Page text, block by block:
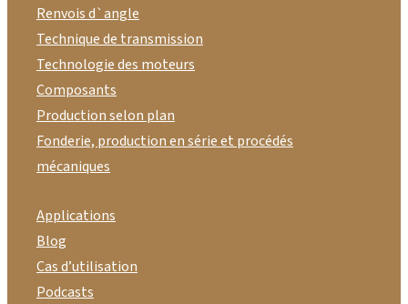
Renvois d`angle
Technique de transmission
Technologie des moteurs
Composants
Production selon plan
Fonderie, production en série et procédés
mécaniques
Applications
Blog
Cas d’utilisation
Podcasts